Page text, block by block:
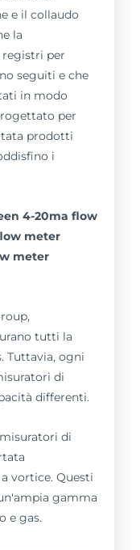
e il collaudo
la
registri per
seguiti e che
in modo
per
prodotti
i
4-20ma flow
meter
meter
tutti la
Tuttavia, ogni
di
differenti.
di
vortice. Questi
gamma
e gas.